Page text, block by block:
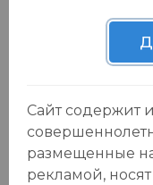
Осиновская 2В,
Сайт содержит
размещенные
рекламой,